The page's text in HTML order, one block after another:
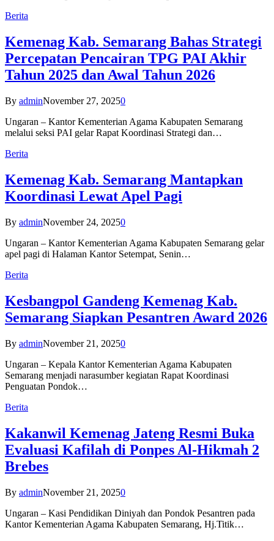
Berita
Kemenag Kab. Semarang Bahas Strategi
Percepatan Pencairan TPG PAI Akhir
Tahun 2025 dan Awal Tahun 2026
By adminNovember 27, 20250
Ungaran – Kantor Kementerian Agama Kabupaten Semarang
melalui seksi PAI gelar Rapat Koordinasi Strategi dan…
Berita
Kemenag Kab. Semarang Mantapkan
Koordinasi Lewat Apel Pagi
By adminNovember 24, 20250
Ungaran – Kantor Kementerian Agama Kabupaten Semarang gelar
apel pagi di Halaman Kantor Setempat, Senin…
Berita
Kesbangpol Gandeng Kemenag Kab.
Semarang Siapkan Pesantren Award 2026
By adminNovember 21, 20250
Ungaran – Kepala Kantor Kementerian Agama Kabupaten
Semarang menjadi narasumber kegiatan Rapat Koordinasi
Penguatan Pondok…
Berita
Kakanwil Kemenag Jateng Resmi Buka
Evaluasi Kafilah di Ponpes Al-Hikmah 2
Brebes
By adminNovember 21, 20250
Ungaran – Kasi Pendidikan Diniyah dan Pondok Pesantren pada
Kantor Kementerian Agama Kabupaten Semarang, Hj.Titik…